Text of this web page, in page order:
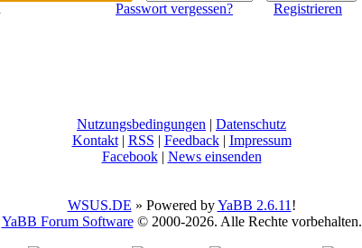
Registrieren
Passwort vergessen?
Nutzungsbedingungen | Datenschutz
Kontakt| RSS | Feedback| Impressum
Facebook| News einsenden
WSUS.DE » Powered byYaBB 2.6.11 !
YaBB Forum Software© 2000-2026. Alle Rechte vorbehalten.